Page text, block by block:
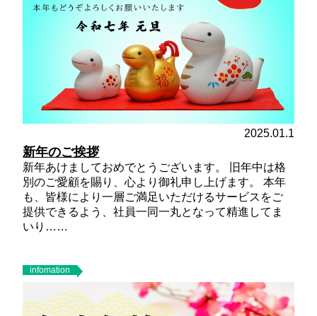
2025.01.1
新年のご挨拶
新年あけましておめでとうございます。 旧年中は格
別のご愛顧を賜り、心より御礼申し上げます。 本年
も、皆様により一層ご満足いただけるサービスをご
提供できるよう、社員一同一丸となって精進してま
いり……
infomation